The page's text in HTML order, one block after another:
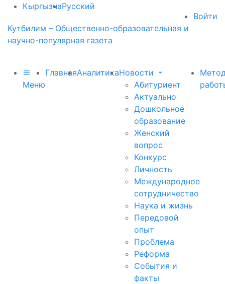
КыргызчаРусский
Войти
Кутбилим – Общественно-образовательная и
научно-популярная газета
Меню
ГлавнаяАналитикаНовости
Абитуриент
Актуально
Дошкольное
образование
Женский
вопрос
Конкурс
Личность
Международное
сотрудничество
Наука и жизнь
Передовой
опыт
Проблема
Реформа
События и
факты